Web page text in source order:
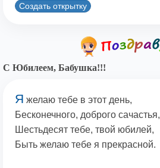
Создать открытку
С Юбилеем, Бабушка!!!
Я желаю тебе в этот день,
Бесконечного, доброго сачастья,
Шестьдесят тебе, твой юбилей,
Быть желаю тебе я прекрасной.